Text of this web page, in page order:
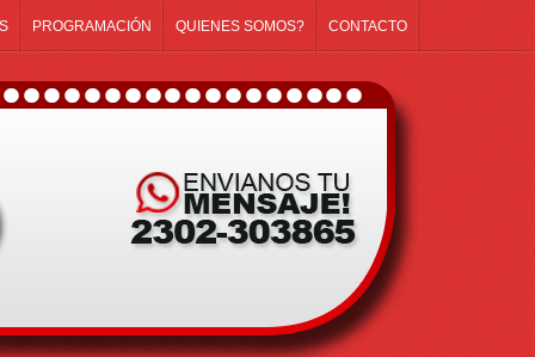
PROGRAMACIÓN QUIENES SOMOS? CONTACTO